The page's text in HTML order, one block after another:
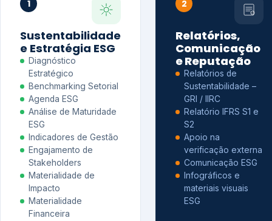
1
Sustentabilidade
e Estratégia ESG
Diagnóstico
Estratégico
Benchmarking Setorial
Agenda ESG
Análise de Maturidade
ESG
Indicadores de Gestão
Engajamento de
Stakeholders
Materialidade de
Impacto
Materialidade
Financeira
2
Relatórios,
Comunicação
e Reputação
Relatórios de
Sustentabilidade –
GRI / IIRC
Relatório IFRS S1 e
S2
Apoio na
verificação externa
Comunicação ESG
Infográficos e
materiais visuais
ESG